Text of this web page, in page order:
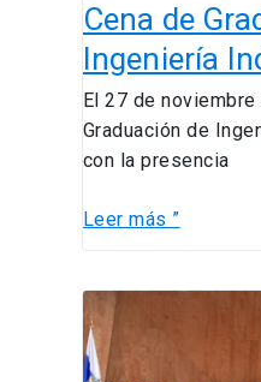
Cena de
Ingeniería
El 27 de
Graduación de
con la presencia
de
Graduación
de
Ingeniería
Industrial
2018
Leer más ”
Ceremonia
de
Graduación